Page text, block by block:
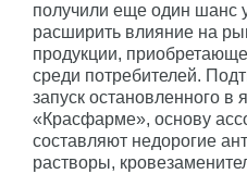
получили еще один шанс
расширить влияние на
продукции,
среди потребителей.
запуск остановленного в
«Красфарме», основу
составляют недорогие
растворы,